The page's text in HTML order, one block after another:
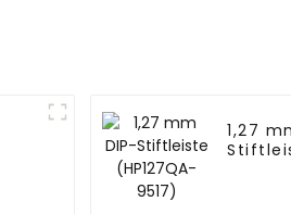
1,27